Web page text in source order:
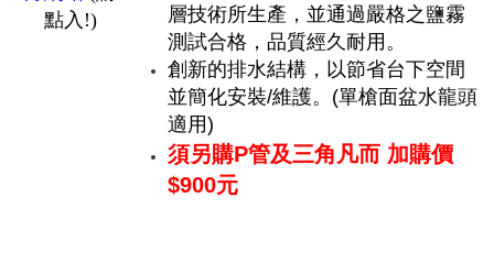
點入!)
層技術所生產，並通過嚴格之鹽霧
測試合格，品質經久耐用。
創新的排水結構，以節省台下空間
並簡化安裝/維護。(單槍面盆水龍頭
適用)
須另購P管及三角凡而 加購價
$900元